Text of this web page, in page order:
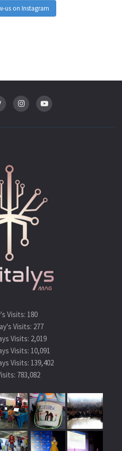
(Histoire principale)
flammes infernales (2015)
:
des membres de FBI et
en noir (Amuro). (Histoire
Subaru et la sœur de Sera.
personnages Sera et sa sœur.
sur l’organisation des
sur un nouveau membre
Kuroda Hyoue et évolution des
et Inspecteur Yamato. (Histoire
us on Instagram
Visits: 180
Visits: 277
Visits: 2,019
Visits: 10,091
Visits: 139,402
783,082